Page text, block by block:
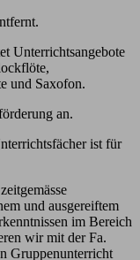
Unterrichtsangebote
und Saxofon.
an.
ist für
und ausgereiftem
im Bereich
wir mit der Fa.
Gruppenunterricht